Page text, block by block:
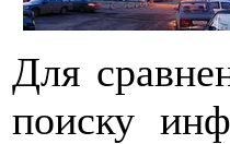
Для
поиску